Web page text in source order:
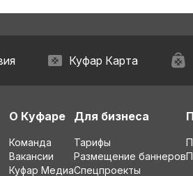
Куфар Карта
О Куфаре
Команда
Вакансии
Куфар Медиа
Для бизнеса
Тарифы
Размещение баннеров
Спецпроекты